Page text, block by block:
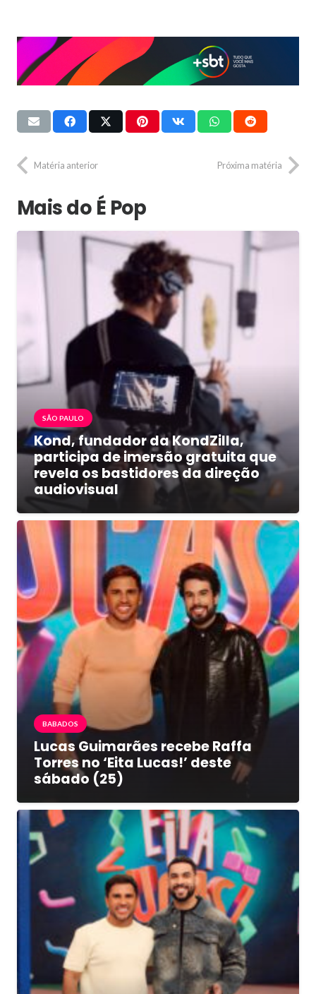
Matéria anterior Próxima matéria
Mais do É Pop
SÃO PAULO
Kond, fundador da KondZilla,
participa de imersão gratuita que
revela os bastidores da direção
audiovisual
BABADOS
Lucas Guimarães recebe Raffa
Torres no ‘Eita Lucas!’ deste
sábado (25)